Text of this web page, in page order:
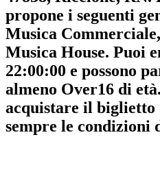
propone i seguenti
Musica Commerciale,
Musica House. Puoi
22:00:00 e possono
almeno Over16 di età.
acquistare il
sempre le condizioni